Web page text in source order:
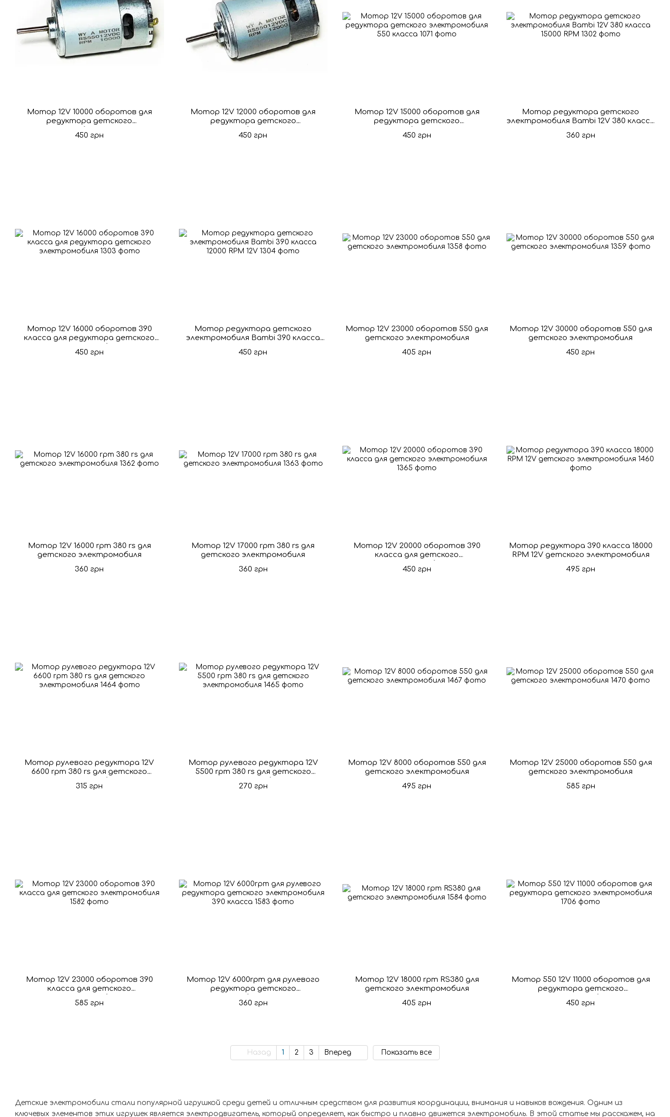
Детские электромобили стали популярной игрушкой среди детей и отличным средством для развития координации, внимания и навыков вождения. Одним из
ключевых элементов этих игрушек является электродвигатель, который определяет, как быстро и плавно движется электромобиль. В этой статье мы расскажем, на
Мотор 12V 10000 оборотов для
редуктора детского
450 грн
Мотор 12V 12000 оборотов для
редуктора детского
450 грн
Мотор 12V 15000 оборотов для
редуктора детского
450 грн
Мотор редуктора детского
электромобиля Bambi 12V 380 класса
360 грн
Мотор 12V 16000 оборотов 390
класса для редуктора детского
450 грн
Мотор редуктора детского
электромобиля Bambi 390 класса
450 грн
Мотор 12V 23000 оборотов 550 для
детского электромобиля
405 грн
Мотор 12V 30000 оборотов 550 для
детского электромобиля
450 грн
Мотор 12V 16000 rpm 380 rs для
детского электромобиля
360 грн
Мотор 12V 17000 rpm 380 rs для
детского электромобиля
360 грн
Мотор 12V 20000 оборотов 390
класса для детского
450 грн
Мотор редуктора 390 класса 18000
RPM 12V детского электромобиля
495 грн
Мотор рулевого редуктора 12V
6600 rpm 380 rs для детского
315 грн
Мотор рулевого редуктора 12V
5500 rpm 380 rs для детского
270 грн
Мотор 12V 8000 оборотов 550 для
детского электромобиля
495 грн
Мотор 12V 25000 оборотов 550 для
детского электромобиля
585 грн
Мотор 12V 23000 оборотов 390
класса для детского
585 грн
Мотор 12V 6000rpm для рулевого
редуктора детского
360 грн
Мотор 12V 18000 rpm RS380 для
детского электромобиля
405 грн
Мотор 550 12V 11000 оборотов для
редуктора детского
450 грн
Назад 1 2 3 Вперед Показать все